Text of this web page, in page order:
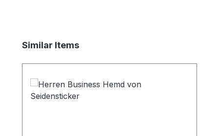
Produktgalerie überspringen
Similar Items